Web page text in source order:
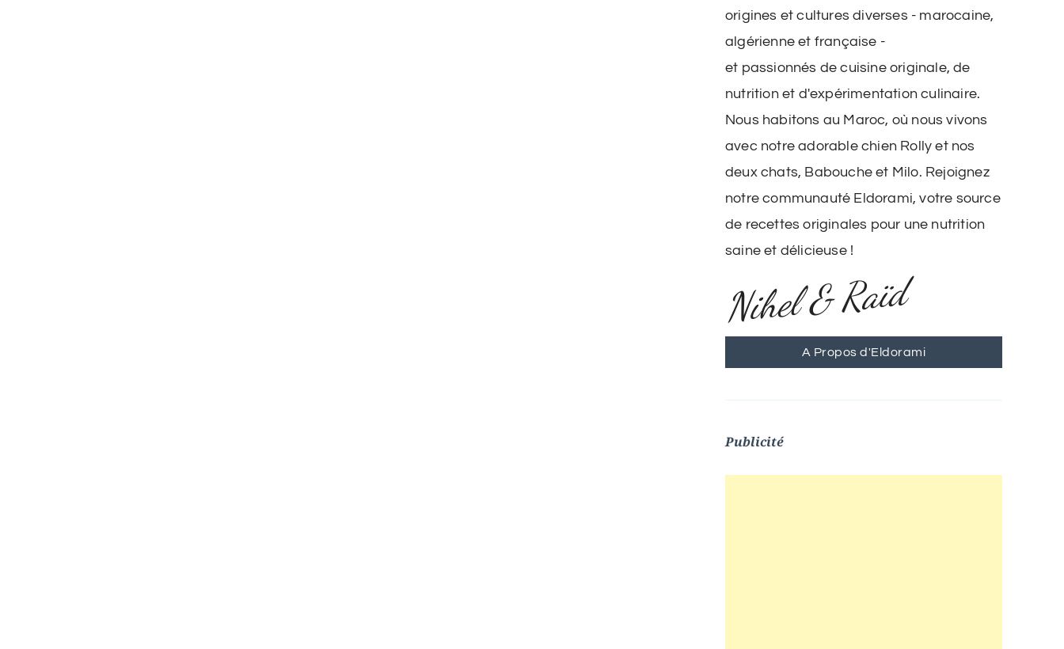
origines et cultures diverses - marocaine,
algérienne et française -
et passionnés de cuisine originale, de
nutrition et d'expérimentation culinaire.
Nous habitons au Maroc, où nous vivons
avec notre adorable chien Rolly et nos
deux chats, Babouche et Milo. Rejoignez
notre communauté Eldorami, votre source
de recettes originales pour une nutrition
saine et délicieuse !
Nihel & Raïd
A Propos d'Eldorami
Publicité